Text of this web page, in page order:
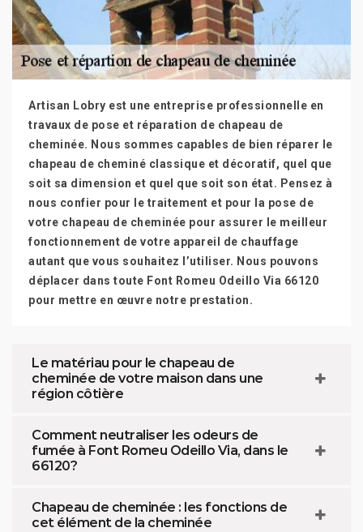
Artisan Lobry est une entreprise professionnelle en
travaux de pose et réparation de chapeau de
cheminée. Nous sommes capables de bien réparer le
chapeau de cheminé classique et décoratif, quel que
soit sa dimension et quel que soit son état. Pensez à
nous confier pour le traitement et pour la pose de
votre chapeau de cheminée pour assurer le meilleur
fonctionnement de votre appareil de chauffage
autant que vous souhaitez l’utiliser. Nous pouvons
déplacer dans toute Font Romeu Odeillo Via 66120
pour mettre en œuvre notre prestation.
Le matériau pour le chapeau de
cheminée de votre maison dans une
région côtière
Comment neutraliser les odeurs de
fumée à Font Romeu Odeillo Via, dans le
66120?
Chapeau de cheminée : les fonctions de
cet élément de la cheminée